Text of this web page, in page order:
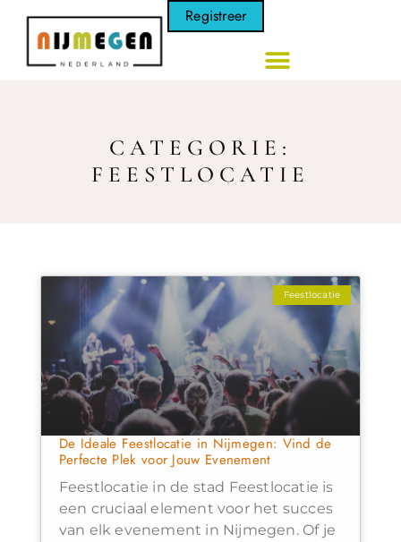
Registreer
CATEGORIE:
FEESTLOCATIE
Feestlocatie
De Ideale Feestlocatie in Nijmegen: Vind de
Perfecte Plek voor Jouw Evenement
Feestlocatie in de stad Feestlocatie is
een cruciaal element voor het succes
van elk evenement in Nijmegen. Of je